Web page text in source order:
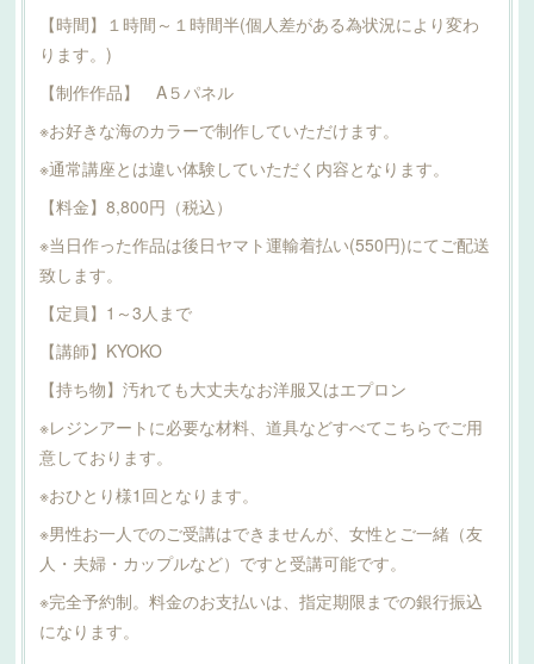
【時間】１時間～１時間半(個人差がある為状況により変わ
ります。)
【制作作品】 A５パネル
※お好きな海のカラーで制作していただけます。
※通常講座とは違い体験していただく内容となります。
【料金】8,800円（税込）
※当日作った作品は後日ヤマト運輸着払い(550円)にてご配送
致します。
【定員】1～3人まで
【講師】KYOKO
【持ち物】汚れても大丈夫なお洋服又はエプロン
※レジンアートに必要な材料、道具などすべてこちらでご用
意しております。
※おひとり様1回となります。
※男性お一人でのご受講はできませんが、女性とご一緒（友
人・夫婦・カップルなど）ですと受講可能です。
※完全予約制。料金のお支払いは、指定期限までの銀行振込
になります。